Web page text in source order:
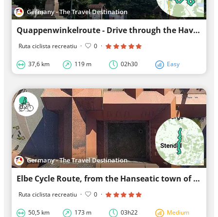
Germany - The Travel Destination
Quappenwinkelroute - Drive through the Havel lowlands near the Hanseatic city of Havelberg
Ruta ciclista recreatiu · 0 ·
37,6 km 119 m 02h30 Easy
Germany - The Travel Destination
Elbe Cycle Route, from the Hanseatic town of Havelberg to Jerichow Monastery
Ruta ciclista recreatiu · 0 ·
50,5 km 173 m 03h22 Medium